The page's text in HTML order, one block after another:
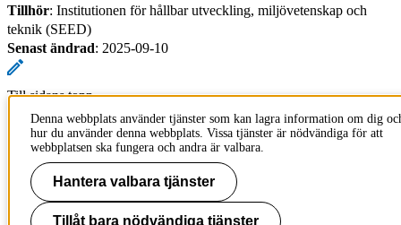
Tillhör: Institutionen för hållbar utveckling, miljövetenskap och
teknik (SEED)
Senast ändrad: 2025-09-10
Denna webbplats använder tjänster som kan lagra information om dig
hur du använder denna webbplats. Vissa tjänster är nödvändiga för att
webbplatsen ska fungera och andra är valbara.
Hantera valbara tjänster
Tillåt bara nödvändiga tjänster
Till sidans topp